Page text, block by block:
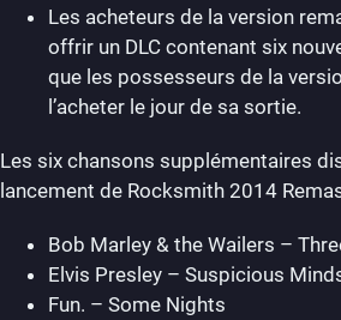
Les acheteurs de la version
offrir un DLC contenant six
que les possesseurs de la
l’acheter le jour de sa sortie.
Les six chansons supplémentaires
lancement de Rocksmith 2014
Bob Marley & the Wailers –
Elvis Presley – Suspicious
Fun. – Some Nights